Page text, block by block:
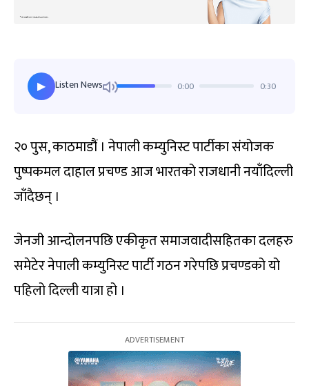
▶ Listen News 0:00 0:30
२० पुस, काठमाडौं । नेपाली कम्युनिस्ट पार्टीका संयोजक
पुष्पकमल दाहाल प्रचण्ड आज भारतको राजधानी नयाँदिल्ली
जाँदैछन् ।
जेनजी आन्दोलनपछि एकीकृत समाजवादीसहितका दलहरु
समेटेर नेपाली कम्युनिस्ट पार्टी गठन गरेपछि प्रचण्डको यो
पहिलो दिल्ली यात्रा हो ।